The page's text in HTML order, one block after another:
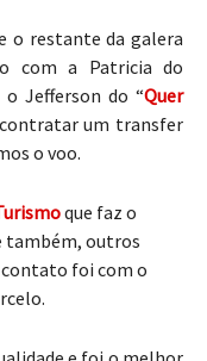
o restante da galera
com a Patricia do
o Jefferson do “Quer
um transfer
o voo.
que faz o
também, outros
foi com o